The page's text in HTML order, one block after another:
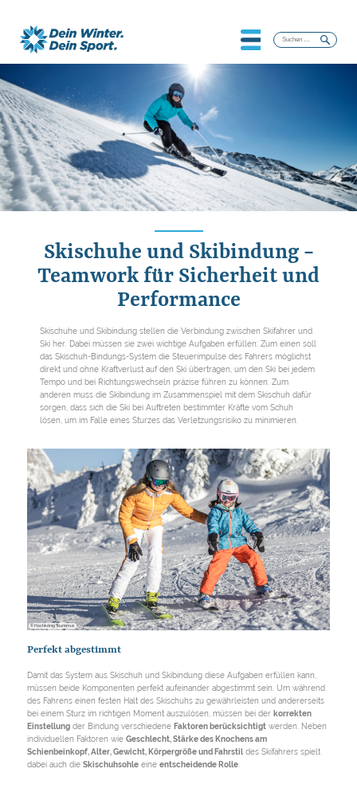
Suchen
nach:
Skischuhe und Skibindung −
Teamwork für Sicherheit und
Performance
Skischuhe und Skibindung stellen die Verbindung zwischen Skifahrer und
Ski her. Dabei müssen sie zwei wichtige Aufgaben erfüllen: Zum einen soll
das Skischuh-Bindungs-System die Steuerimpulse des Fahrers möglichst
direkt und ohne Kraftverlust auf den Ski übertragen, um den Ski bei jedem
Tempo und bei Richtungswechseln präzise führen zu können. Zum
anderen muss die Skibindung im Zusammenspiel mit dem Skischuh dafür
sorgen, dass sich die Ski bei Auftreten bestimmter Kräfte vom Schuh
lösen, um im Falle eines Sturzes das Verletzungsrisiko zu minimieren.
© Hochkönig Tourismus
Perfekt abgestimmt
Damit das System aus Skischuh und Skibindung diese Aufgaben erfüllen kann,
müssen beide Komponenten perfekt aufeinander abgestimmt sein. Um während
des Fahrens einen festen Halt des Skischuhs zu gewährleisten und andererseits
bei einem Sturz im richtigen Moment auszulösen, müssen bei der korrekten
Einstellung der Bindung verschiedene Faktoren berücksichtigt werden. Neben
individuellen Faktoren wie Geschlecht, Stärke des Knochens am
Schienbeinkopf, Alter, Gewicht, Körpergröße und Fahrstil des Skifahrers spielt
dabei auch die Skischuhsohle eine entscheidende Rolle